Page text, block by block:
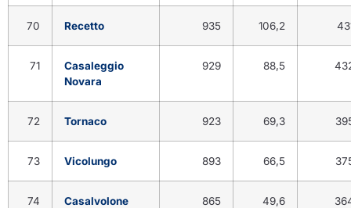
70 Recetto 935 106,2
71
Casaleggio
Novara
929 88,5
72 Tornaco 923 69,3
73 Vicolungo 893 66,5
74 Casalvolone 865 49,6